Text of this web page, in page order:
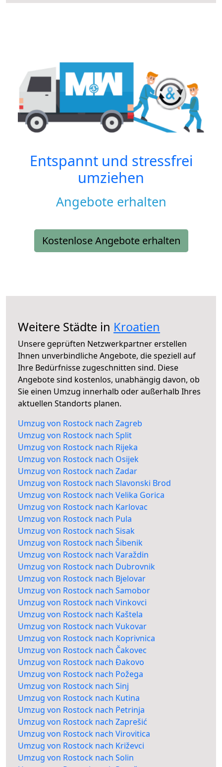
Entspannt und stressfrei
umziehen
Angebote erhalten
Kostenlose Angebote erhalten
Weitere Städte in Kroatien
Unsere geprüften Netzwerkpartner erstellen
Ihnen unverbindliche Angebote, die speziell auf
Ihre Bedürfnisse zugeschnitten sind. Diese
Angebote sind kostenlos, unabhängig davon, ob
Sie einen Umzug innerhalb oder außerhalb Ihres
aktuellen Standorts planen.
Umzug von Rostock nach Zagreb
Umzug von Rostock nach Split
Umzug von Rostock nach Rijeka
Umzug von Rostock nach Osijek
Umzug von Rostock nach Zadar
Umzug von Rostock nach Slavonski Brod
Umzug von Rostock nach Velika Gorica
Umzug von Rostock nach Karlovac
Umzug von Rostock nach Pula
Umzug von Rostock nach Sisak
Umzug von Rostock nach Šibenik
Umzug von Rostock nach Varaždin
Umzug von Rostock nach Dubrovnik
Umzug von Rostock nach Bjelovar
Umzug von Rostock nach Samobor
Umzug von Rostock nach Vinkovci
Umzug von Rostock nach Kaštela
Umzug von Rostock nach Vukovar
Umzug von Rostock nach Koprivnica
Umzug von Rostock nach Čakovec
Umzug von Rostock nach Đakovo
Umzug von Rostock nach Požega
Umzug von Rostock nach Sinj
Umzug von Rostock nach Kutina
Umzug von Rostock nach Petrinja
Umzug von Rostock nach Zaprešić
Umzug von Rostock nach Virovitica
Umzug von Rostock nach Križevci
Umzug von Rostock nach Solin